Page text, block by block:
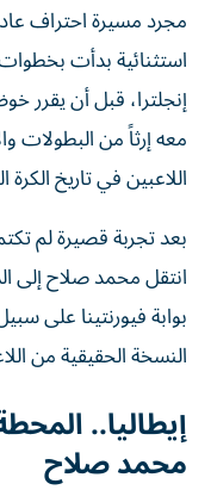
مجرد مسيرة احتراف
استثنائية بدأت
إنجلترا، قبل أن يقرر
معه إرثاً من البطولات
اللاعبين في تاريخ الكرة
بوابة فيورنتينا على
النسخة الحقيقية من
إيطاليا..
محمد صلاح